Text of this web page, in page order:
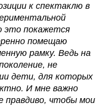
к спектаклю в
это покажется
помещаю
рамку. Ведь на
не
дети, для которых
И мне важно
правдиво, чтобы мои